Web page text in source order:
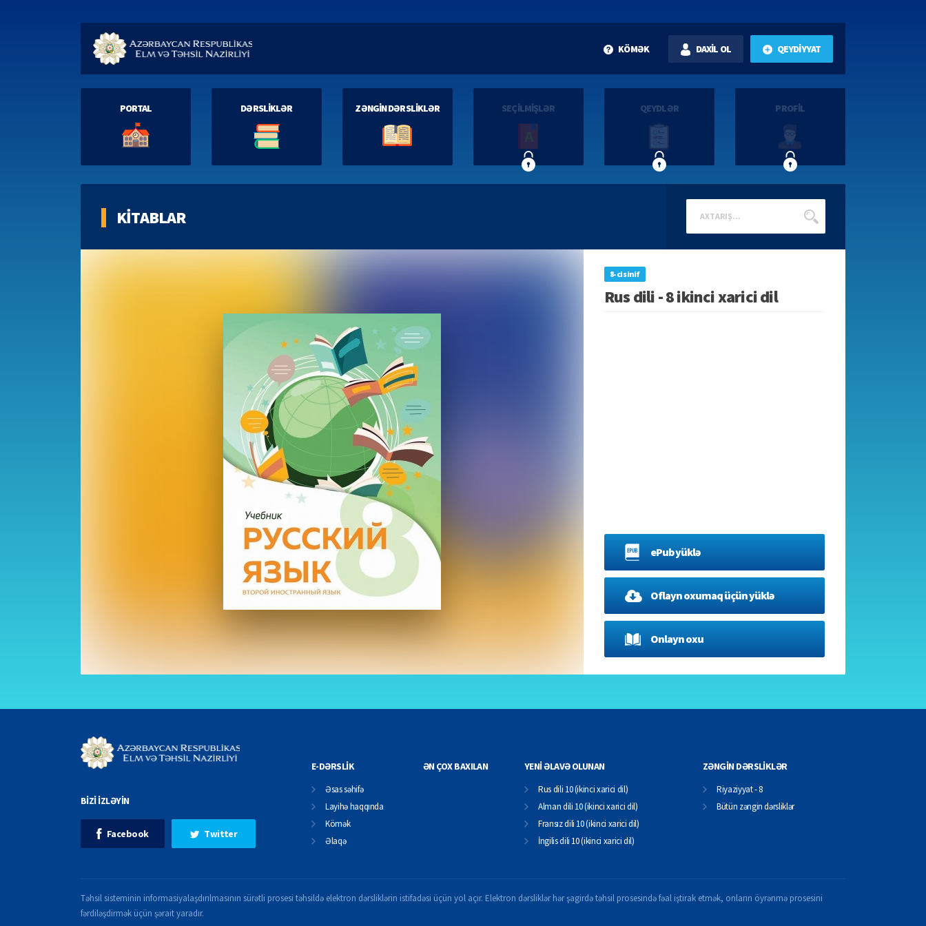
KÖMƏK DAXİL OL QEYDİYYAT
PORTAL DƏRSLİKLƏR ZƏNGİN DƏRSLİKLƏR SEÇİLMİŞLƏR QEYDLƏR PROFİL
KİTABLAR
8-ci sinif
Rus dili - 8 ikinci xarici dil
ePub yüklə
Oflayn oxumaq üçün yüklə
Onlayn oxu
BİZİ İZLƏYİN
Facebook Twitter
E-DƏRSLİK
Əsas səhifə
Layihə haqqında
Kömək
Əlaqə
ƏN ÇOX BAXILAN YENİ ƏLAVƏ OLUNAN
Rus dili 10 (ikinci xarici dil)
Alman dili 10 (ikinci xarici dil)
Fransız dili 10 (ikinci xarici dil)
İngilis dili 10 (ikinci xarici dil)
ZƏNGİN DƏRSLİKLƏR
Riyaziyyat - 8
Bütün zəngin dərsliklər
Təhsil sisteminin informasiyalaşdırılmasının sürətli prosesi təhsildə elektron dərsliklərin istifadəsi üçün yol açır. Elektron dərsliklər hər şagirdə təhsil prosesində fəal iştirak etmək, onların öyrənmə prosesini
fərdiləşdirmək üçün şərait yaradır.